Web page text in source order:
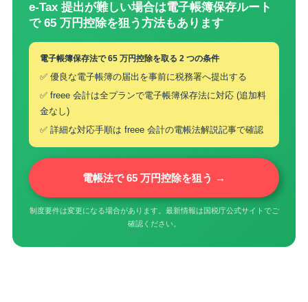
e-Tax 提出が難しい場合は電子帳簿保存ルート
で 65 万円控除を狙う方法もあります
電子帳簿保存法で 65 万円控除を取る 2 つの条件
✅ 優良な電子帳簿の届出を事前に税務署へ提出する
✅ freee 会計は全プランで電子帳簿保存法に対応 (追加料
金なし)
✅ 詳細な対応手順は freee 会計の電帳法解説記事で確認
電帳法で 65 万円控除を狙う →
制度要件は変更になる場合があります。最新情報は国税庁公式サイトでご
確認ください。